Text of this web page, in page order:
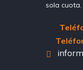
sola cuota.